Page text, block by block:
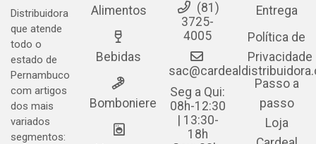
Distribuidora
que atende
todo o
estado de
Pernambuco
com artigos
dos mais
variados
segmentos:
Alimentos
Bebidas
Bomboniere
(81)
3725-
4005
Seg a Qui:
08h-12:30
| 13:30-
18h
Entrega
Política de
Privacidade
Passo a
passo
Loja